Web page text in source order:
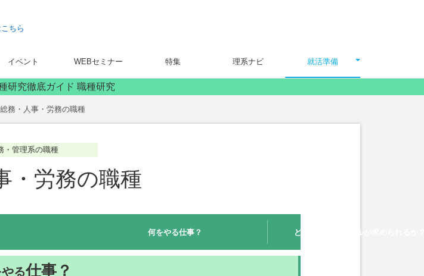
ちら
イベント WEBセミナー 特集 理系ナビ 就活準備
総務・人事・労務の職種
・管理系の職種
・労務の職種
何をやる仕事？ どんな能力やスキルが求められるか
やる仕事？